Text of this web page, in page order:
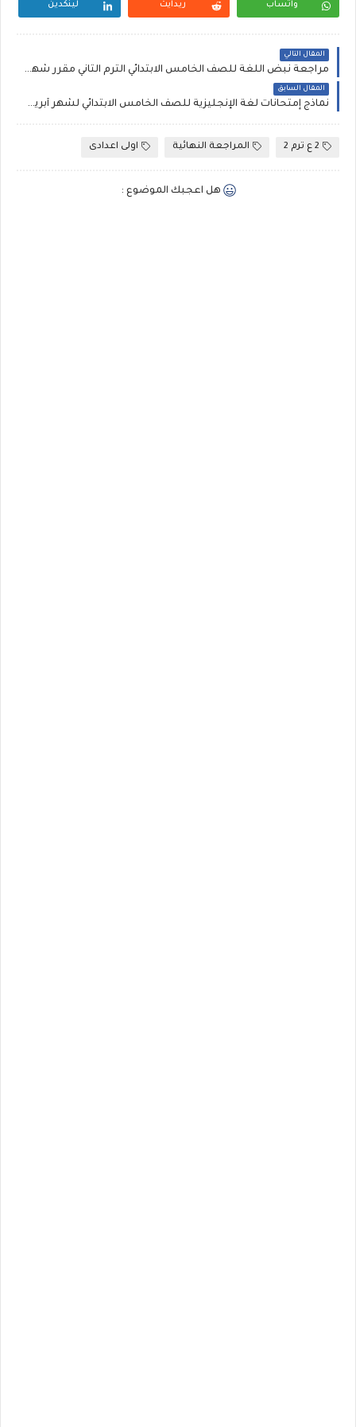
واتساب ريدايت لينكدين
المقال التالي
مراجعة نبض اللغة للصف الخامس الابتدائي الترم الثاني مقرر شهر مارس عربي ودين مستر إيهاب محمد
المقال السابق
نماذج إمتحانات لغة الإنجليزية للصف الخامس الابتدائي لشهر أبريل كتاب الشاطر
2 ع ترم 2 المراجعة النهائية اولى اعدادى
هل اعجبك الموضوع :